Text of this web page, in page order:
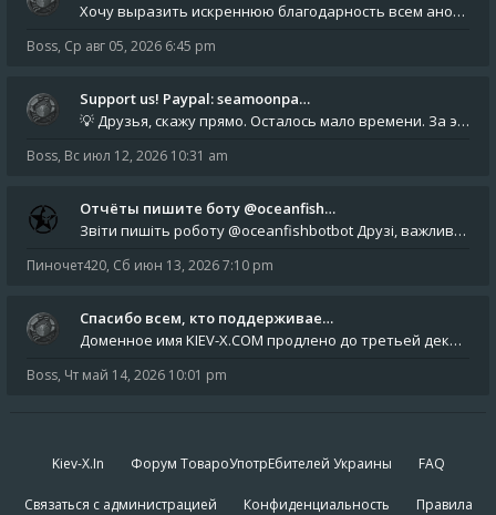
Хочу выразить искреннюю благодарность всем анонимным пользователям, которые поддержали наше сообщество финансово. Благод
Boss, Ср авг 05, 2026 6:45 pm
Support us! Paypal: seamoonpa…
💡 Друзья, скажу прямо. Осталось мало времени. За это время нам нужно закрыть последние обязательные расходы: около 500
Boss, Вс июл 12, 2026 10:31 am
Отчёты пишите боту @oceanfish…
Звіти пишіть роботу @oceanfishbotbot Друзі, важливе повідомлення для учасників форума. Основне звернення опублікован
Пиночет420, Сб июн 13, 2026 7:10 pm
Спасибо всем, кто поддерживае…
Доменное имя KIEV-X.COM продлено до третьей декады августа 2027 года! Спасибо всем анонимным пользователям, которые по
Boss, Чт май 14, 2026 10:01 pm
Kiev-X.In Форум ТовароУпотрЕбителей Украины FAQ
Связаться с администрацией Конфиденциальность Правила